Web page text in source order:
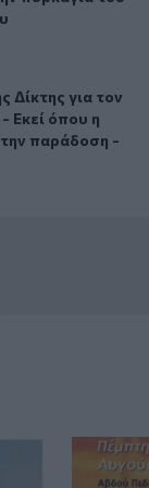
Χριστό -
Δίκτης για
Δίκτης για τον
Εκεί όπου η
παράδοση -